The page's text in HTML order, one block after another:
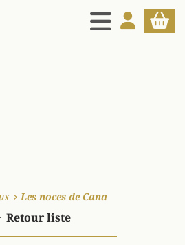
MENU
MON PANIER
Les noces de Cana
Retour liste